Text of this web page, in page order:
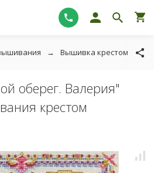
Вышивка крестом
оберег. Валерия"
крестом